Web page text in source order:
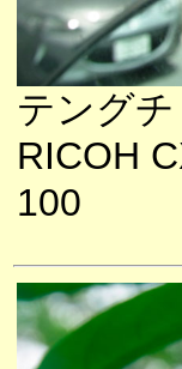
テングチ
RICOH
100